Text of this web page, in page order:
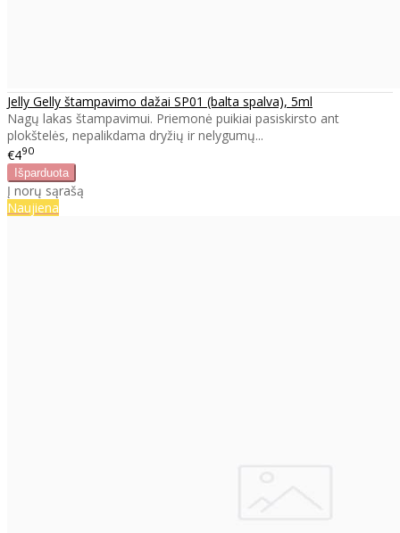
Jelly Gelly štampavimo dažai SP01 (balta spalva), 5ml
Nagų lakas štampavimui. Priemonė puikiai pasiskirsto ant
plokštelės, nepalikdama dryžių ir nelygumų...
€490
Į norų sąrašą
Naujiena